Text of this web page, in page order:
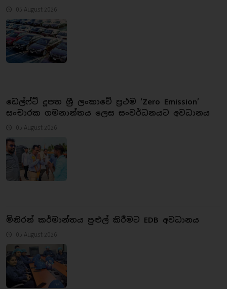
05 August 2026
ඩෙල්ෆ්ට් දූපත ශ්‍රී ලංකාවේ ප්‍රථම ‘Zero Emission’
සංචාරක ගමනාන්තය ලෙස සංවර්ධනයට අවධානය
05 August 2026
මිනිරන් කර්මාන්තය පුළුල් කිරීමට EDB අවධානය
05 August 2026